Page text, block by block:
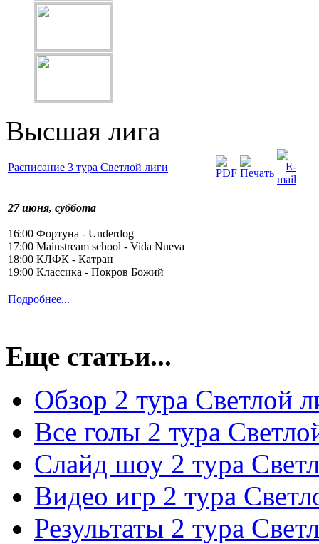
Высшая лига
Расписание 3 тура Светлой лиги
27 июня, суббота
16:00 Фортуна - Underdog
17:00 Mainstream school - Vida Nueva
18:00 КЛФК - Катран
19:00 Классика - Покров Божий
Подробнее...
Еще статьи...
Обзор 2 тура Светлой
Все голы 2 тура
Слайд шоу 2 тура
Видео игр 2 тура
Результаты 2 тура